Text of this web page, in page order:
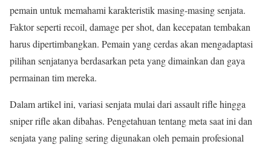
pemain untuk memahami karakteristik masing-masing senjata.
Faktor seperti recoil, damage per shot, dan kecepatan tembakan
harus dipertimbangkan. Pemain yang cerdas akan mengadaptasi
pilihan senjatanya berdasarkan peta yang dimainkan dan gaya
permainan tim mereka.
Dalam artikel ini, variasi senjata mulai dari assault rifle hingga
sniper rifle akan dibahas. Pengetahuan tentang meta saat ini dan
senjata yang paling sering digunakan oleh pemain profesional